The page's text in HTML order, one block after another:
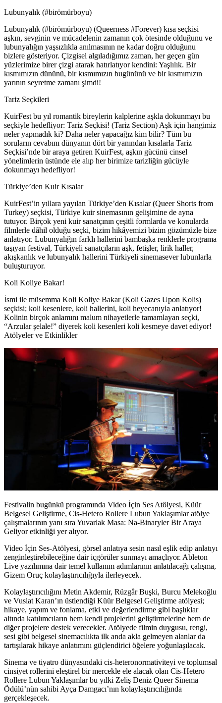
Lubunyalık (#birömürboyu)
Lubunyalık (#birömürboyu) (Queerness #Forever) kısa seçkisi
aşkın, sevginin ve mücadelenin zamanın çok ötesinde olduğunu ve
lubunyalığın yaşsızlıkla anılmasının ne kadar doğru olduğunu
bizlere gösteriyor. Çizgisel algıladığımız zaman, her geçen gün
yüzlerimize birer çizgi atarak hatırlatıyor kendini: Yaşlılık. Bir
kısmımızın dününü, bir kısmımızın bugününü ve bir kısmımızın
yarının seyretme zamanı şimdi!
Tariz Seçkileri
KuirFest bu yıl romantik bireylerin kalplerine aşkla dokunmayı bu
seçkiyle hedefliyor: Tariz Seçkisi! (Tariz Section) Aşk için hangimiz
neler yapmadık ki? Daha neler yapacağız kim bilir? Tüm bu
soruların cevabını dünyanın dört bir yanından kısalarla Tariz
Seçkisi’nde bir araya getiren KuirFest, aşkın gücünü cinsel
yönelimlerin üstünde ele alıp her birimize tarizliğin gücüyle
dokunmayı hedefliyor!
Türkiye’den Kuir Kısalar
KuirFest’in yıllara yayılan Türkiye’den Kısalar (Queer Shorts from
Turkey) seçkisi, Türkiye kuir sinemasının gelişimine de ayna
tutuyor. Birçok yeni kuir sanatçının çeşitli formlarda ve konularda
filmlerle dâhil olduğu seçki, bizim hikâyemizi bizim gözümüzle bize
anlatıyor. Lubunyalığın farklı hallerini bambaşka renklerle programa
taşıyan festival, Türkiyeli sanatçıların aşk, fetişler, lirik haller,
akışkanlık ve lubunyalık hallerini Türkiyeli sinemasever lubunlarla
buluşturuyor.
Koli Koliye Bakar!
İsmi ile müsemma Koli Koliye Bakar (Koli Gazes Upon Kolis)
seçkisi; koli kesenlere, koli hallerini, koli heyecanıyla anlatıyor!
Kolinin birçok anlamını malum nihayetlerle tamamlayan seçki,
“Arzular şelale!” diyerek koli kesenleri koli kesmeye davet ediyor!
Atölyeler ve Etkinlikler
Festivalin bugünkü programında Video İçin Ses Atölyesi, Küür
Belgesel Geliştirme, Cis-Hetero Rollere Lubun Yaklaşımlaratölye
çalışmalarının yanı sıra Yuvarlak Masa: Na-Binaryler Bir Araya
Geliyor etkinliği yer alıyor.
Video İçin Ses-Atölyesi, görsel anlatıya sesin nasıl eşlik edip anlatıyı
zenginleştirebileceğine dair içgörüler sunmayı amaçlıyor. Ableton
Live yazılımına dair temel kullanım adımlarının anlatılacağı çalışma,
Gizem Oruç kolaylaştırıcılığıyla ilerleyecek.
Kolaylaştırıcılığını Metin Akdemir, Rüzgâr Buşki, Burcu Melekoğlu
ve Vuslat Karan’ın üstlendiği Küür Belgesel Geliştirme atölyesi;
hikaye, yapım ve fonlama, etki ve değerlendirme gibi başlıklar
altında katılımcıların hem kendi projelerini geliştirmelerine hem de
diğer projelere destek verecekler. Atölyede filmin duygusu, rengi,
sesi gibi belgesel sinemacılıkta ilk anda akla gelmeyen alanlar da
tartışılarak hikaye anlatımını güçlendirici öğelere yoğunlaşılacak.
Sinema ve tiyatro dünyasındaki cis-heteronormativiteyi ve toplumsal
cinsiyet rollerini eleştirel bir mercekle ele alacak olan Cis-Hetero
Rollere Lubun Yaklaşımlarbu yılki Zeliş Deniz Queer Sinema
Ödülü’nün sahibi Ayça Damgacı’nın kolaylaştırıcılığında
gerçekleşecek.